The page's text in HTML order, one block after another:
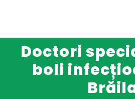
Doctori
boli